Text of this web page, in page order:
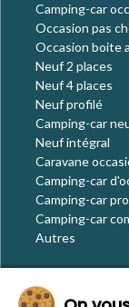
Camping-car
Occasion pas
Occasion boite
Neuf 2 places
Neuf 4 places
Neuf profilé
Camping-car
Neuf intégral
Caravane
Camping-car
places
Camping-car
occasion
Camping-car
occasion
Autres
Le blog